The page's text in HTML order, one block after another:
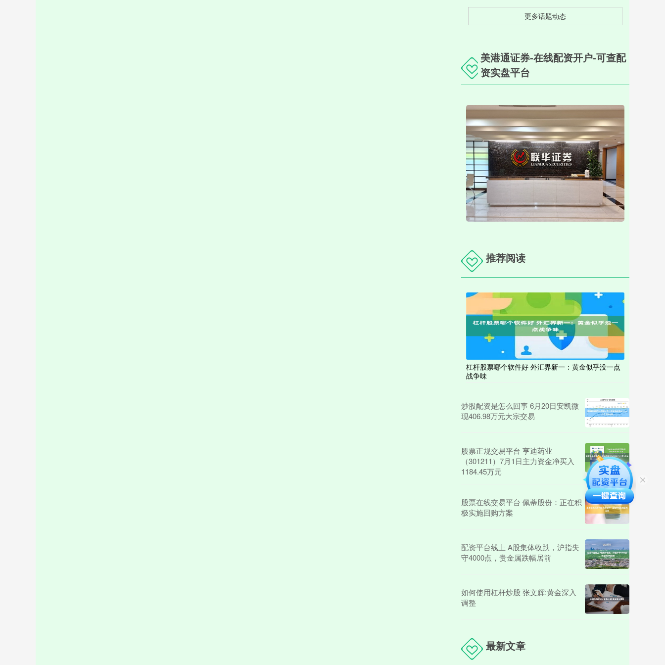
更多话题动态
美港通证券-在线配资开户-可查配
资实盘平台
推荐阅读
杠杆股票哪个软件好 外汇界新一：黄金似乎没一点
战争味
炒股配资是怎么回事 6月20日安凯微
现406.98万元大宗交易
股票正规交易平台 亨迪药业
（301211）7月1日主力资金净买入
1184.45万元
股票在线交易平台 佩蒂股份：正在积
极实施回购方案
配资平台线上 A股集体收跌，沪指失
守4000点，贵金属跌幅居前
如何使用杠杆炒股 张文辉:黄金深入
调整
最新文章